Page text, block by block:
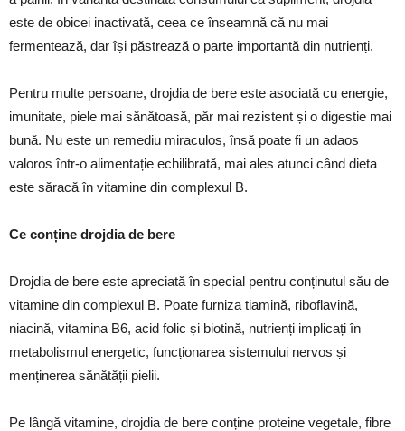
este de obicei inactivată, ceea ce înseamnă că nu mai
fermentează, dar își păstrează o parte importantă din nutrienți.
Pentru multe persoane, drojdia de bere este asociată cu energie,
imunitate, piele mai sănătoasă, păr mai rezistent și o digestie mai
bună. Nu este un remediu miraculos, însă poate fi un adaos
valoros într-o alimentație echilibrată, mai ales atunci când dieta
este săracă în vitamine din complexul B.
Ce conține drojdia de bere
Drojdia de bere este apreciată în special pentru conținutul său de
vitamine din complexul B. Poate furniza tiamină, riboflavină,
niacină, vitamina B6, acid folic și biotină, nutrienți implicați în
metabolismul energetic, funcționarea sistemului nervos și
menținerea sănătății pielii.
Pe lângă vitamine, drojdia de bere conține proteine vegetale, fibre